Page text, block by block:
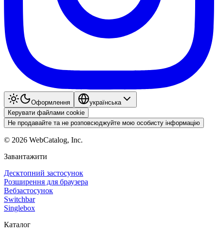
Оформлення
українська
Керувати файлами cookie
Не продавайте та не розповсюджуйте мою особисту інформацію
© 2026 WebCatalog, Inc.
Завантажити
Десктопний застосунок
Розширення для браузера
Вебзастосунок
Switchbar
Singlebox
Каталог